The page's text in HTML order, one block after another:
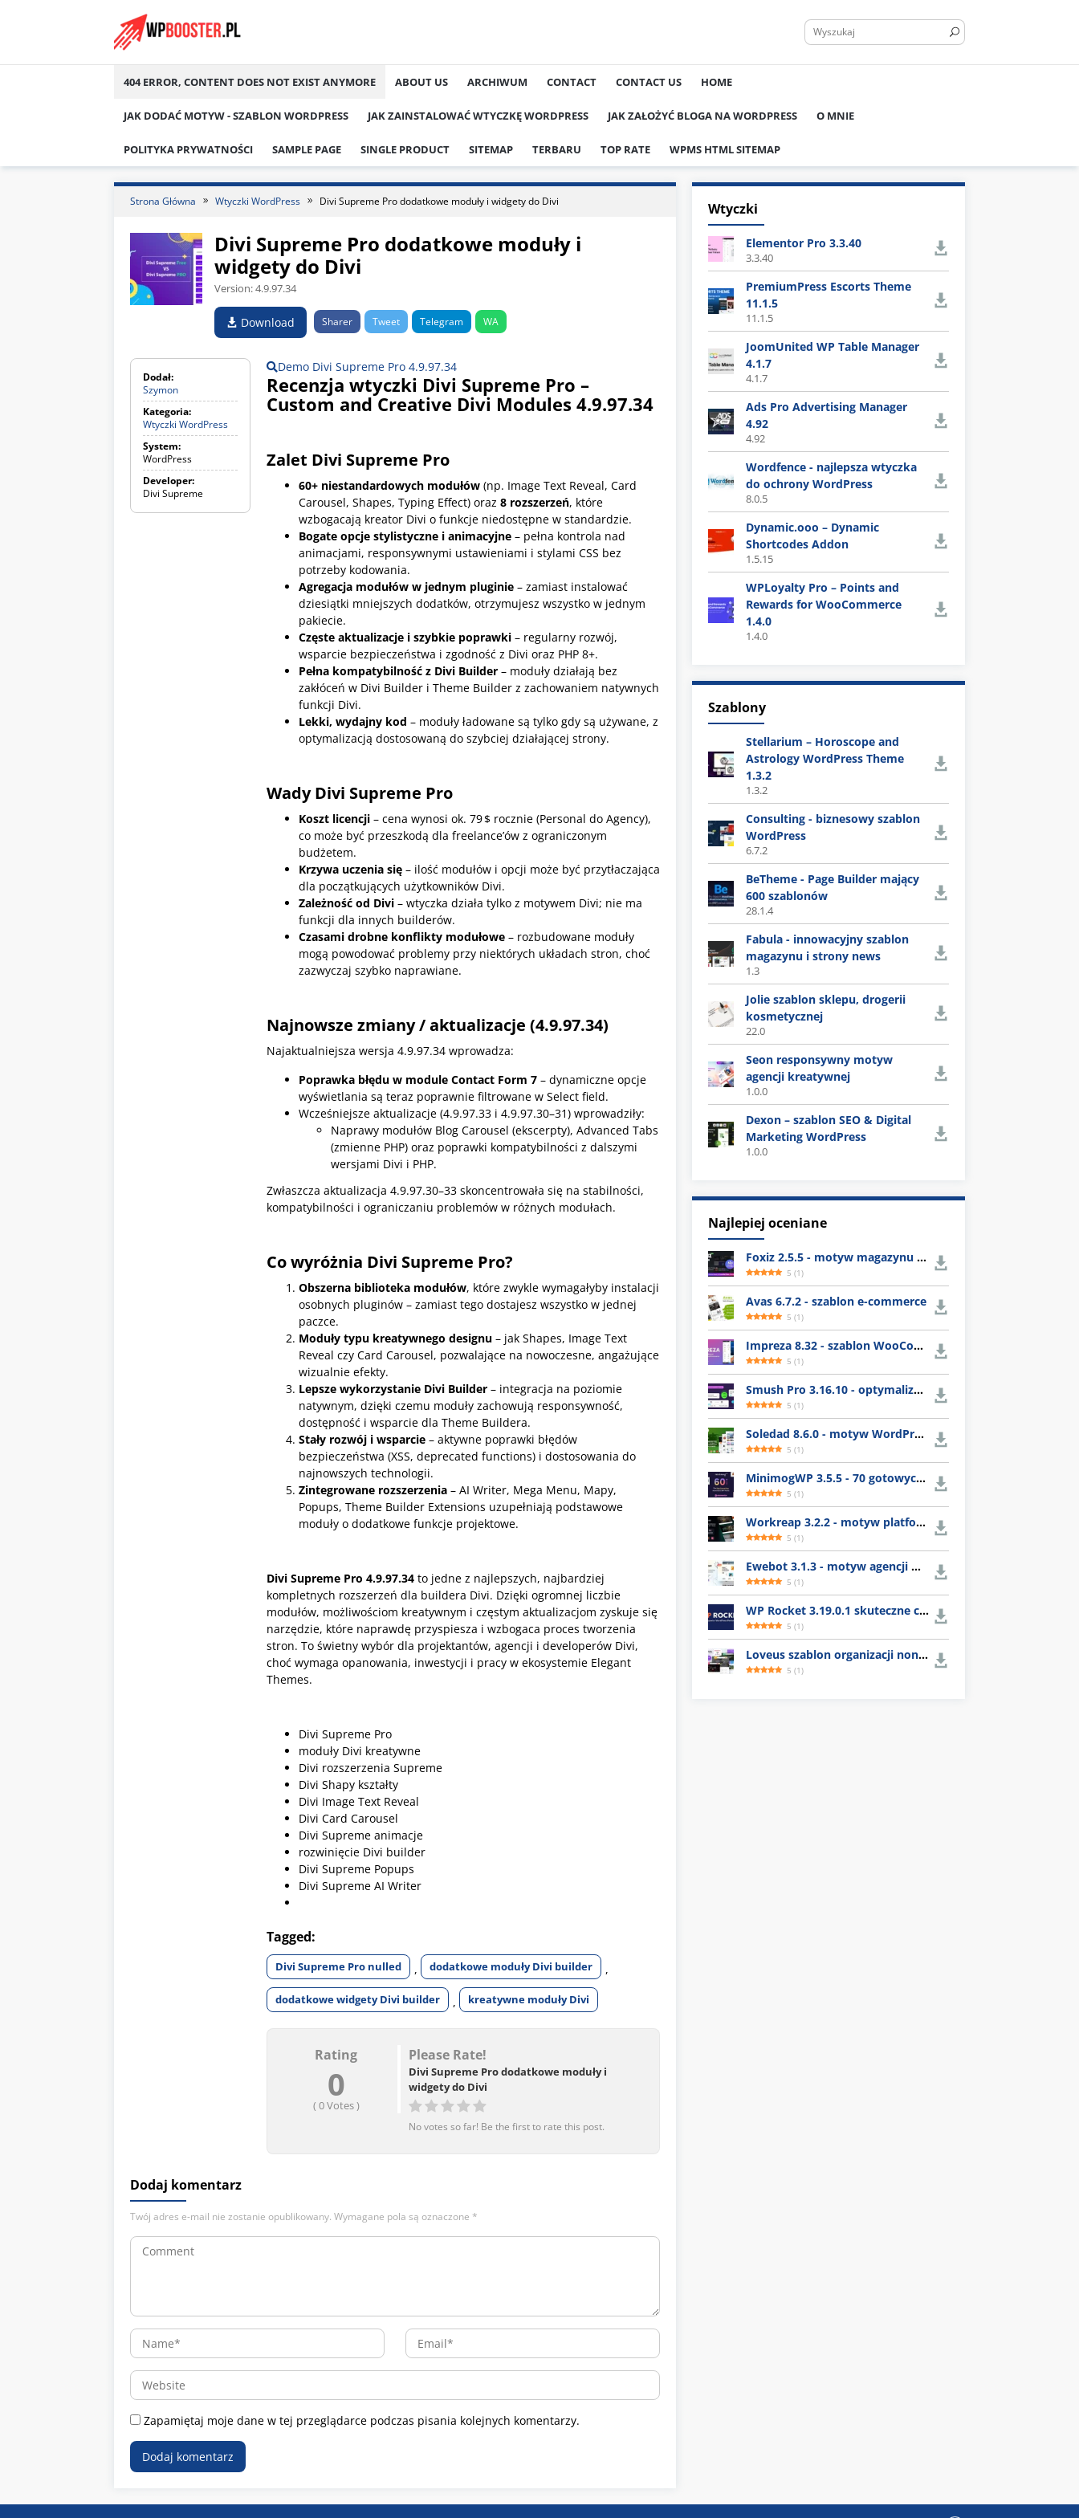
404 ERROR, CONTENT DOES NOT EXIST ANYMORE ABOUT US ARCHIWUM CONTACT CONTACT US HOME
JAK DODAĆ MOTYW - SZABLON WORDPRESS JAK ZAINSTALOWAĆ WTYCZKĘ WORDPRESS JAK ZAŁOŻYĆ BLOGA NA WORDPRESS O MNIE
POLITYKA PRYWATNOŚCI SAMPLE PAGE SINGLE PRODUCT SITEMAP TERBARU TOP RATE WPMS HTML SITEMAP
Strona Główna Wtyczki WordPress Divi Supreme Pro dodatkowe moduły i widgety do Divi
Divi Supreme Pro dodatkowe moduły i
widgety do Divi
Version:4.9.97.34
Download Sharer Tweet Telegram WA
Dodał:
Szymon
Kategoria:
Wtyczki WordPress
t
W
System:
WordPress
Developer:
Divi Supreme
Demo Divi Supreme Pro 4.9.97.34
Recenzja wtyczki Divi Supreme Pro –
Custom and Creative Divi Modules 4.9.97.34
Zalet Divi Supreme Pro
60+ niestandardowych modułów (np. Image Text Reveal, Card
Carousel, Shapes, Typing Effect) oraz 8 rozszerzeń, które
wzbogacają kreator Divi o funkcje niedostępne w standardzie.
Bogate opcje stylistyczne i animacyjne – pełna kontrola nad
animacjami, responsywnymi ustawieniami i stylami CSS bez
potrzeby kodowania.
Agregacja modułów w jednym pluginie – zamiast instalować
dziesiątki mniejszych dodatków, otrzymujesz wszystko w jednym
pakiecie.
Częste aktualizacje i szybkie poprawki – regularny rozwój,
wsparcie bezpieczeństwa i zgodność z Divi oraz PHP 8+.
Pełna kompatybilność z Divi Builder – moduły działają bez
zakłóceń w Divi Builder i Theme Builder z zachowaniem natywnych
funkcji Divi.
Lekki, wydajny kod – moduły ładowane są tylko gdy są używane, z
optymalizacją dostosowaną do szybciej działającej strony.
WadyDivi Supreme Pro
Koszt licencji – cena wynosi ok. 79 $ rocznie (Personal do Agency),
co może być przeszkodą dla freelance’ów z ograniczonym
budżetem.
Krzywa uczenia się – ilość modułów i opcji może być przytłaczająca
dla początkujących użytkowników Divi.
Zależność od Divi – wtyczka działa tylko z motywem Divi; nie ma
funkcji dla innych builderów.
Czasami drobne konflikty modułowe – rozbudowane moduły
mogą powodować problemy przy niektórych układach stron, choć
zazwyczaj szybko naprawiane.
Najnowsze zmiany / aktualizacje (4.9.97.34)
Najaktualniejsza wersja 4.9.97.34 wprowadza:
Poprawka błędu w module Contact Form 7 – dynamiczne opcje
wyświetlania są teraz poprawnie filtrowane w Select field.
Wcześniejsze aktualizacje (4.9.97.33 i 4.9.97.30–31) wprowadziły:
Naprawy modułów Blog Carousel (ekscerpty), Advanced Tabs
(zmienne PHP) oraz poprawki kompatybilności z dalszymi
wersjami Divi i PHP.
Zwłaszcza aktualizacja 4.9.97.30–33 skoncentrowała się na stabilności,
kompatybilności i ograniczaniu problemów w różnych modułach.
Co wyróżnia Divi Supreme Pro?
Obszerna biblioteka modułów, które zwykle wymagałyby instalacji
osobnych pluginów – zamiast tego dostajesz wszystko w jednej
paczce.
Moduły typu kreatywnego designu – jak Shapes, Image Text
Reveal czy Card Carousel, pozwalające na nowoczesne, angażujące
wizualnie efekty.
Lepsze wykorzystanie Divi Builder – integracja na poziomie
natywnym, dzięki czemu moduły zachowują responsywność,
dostępność i wsparcie dla Theme Buildera.
Stały rozwój i wsparcie – aktywne poprawki błędów
bezpieczeństwa (XSS, deprecated functions) i dostosowania do
najnowszych technologii.
Zintegrowane rozszerzenia – AI Writer, Mega Menu, Mapy,
Popups, Theme Builder Extensions uzupełniają podstawowe
moduły o dodatkowe funkcje projektowe.
Divi Supreme Pro 4.9.97.34 to jedne z najlepszych, najbardziej
kompletnych rozszerzeń dla buildera Divi. Dzięki ogromnej liczbie
modułów, możliwościom kreatywnym i częstym aktualizacjom zyskuje się
narzędzie, które naprawdę przyspiesza i wzbogaca proces tworzenia
stron. To świetny wybór dla projektantów, agencji i developerów Divi,
choć wymaga opanowania, inwestycji i pracy w ekosystemie Elegant
Themes.
Divi Supreme Pro
moduły Divi kreatywne
Divi rozszerzenia Supreme
Divi Shapy kształty
Divi Image Text Reveal
Divi Card Carousel
Divi Supreme animacje
rozwinięcie Divi builder
Divi Supreme Popups
Divi Supreme AI Writer
Tagged:
Divi Supreme Pro nulled , dodatkowe moduły Divi builder ,
dodatkowe widgety Divi builder , kreatywne moduły Divi
Rating
0
( 0Votes )
Please Rate!
Divi Supreme Pro dodatkowe moduły i
widgety do Divi
No votes so far! Be the first to rate this post.
Dodaj komentarz
Twój adres e-mail nie zostanie opublikowany. Wymagane pola są oznaczone *
Zapamiętaj moje dane w tej przeglądarce podczas pisania kolejnych komentarzy.
Wtyczki
Elementor Pro 3.3.40
3.3.40
PremiumPress Escorts Theme
11.1.5
11.1.5
JoomUnited WP Table Manager
4.1.7
4.1.7
Ads Pro Advertising Manager
4.92
4.92
Wordfence - najlepsza wtyczka
do ochrony WordPress
8.0.5
Dynamic.ooo – Dynamic
Shortcodes Addon
1.5.15
WPLoyalty Pro – Points and
Rewards for WooCommerce
1.4.0
1.4.0
Szablony
Stellarium – Horoscope and
Astrology WordPress Theme
1.3.2
1.3.2
Consulting - biznesowy szablon
WordPress
6.7.2
BeTheme - Page Builder mający
600 szablonów
28.1.4
Fabula - innowacyjny szablon
magazynu i strony news
1.3
Jolie szablon sklepu, drogerii
kosmetycznej
22.0
Seon responsywny motyw
agencji kreatywnej
1.0.0
Dexon – szablon SEO & Digital
Marketing WordPress
1.0.0
Najlepiej oceniane
Foxiz 2.5.5 - motyw magazynu WordPress
5 (1)
Avas 6.7.2 - szablon e-commerce
5 (1)
Impreza 8.32 - szablon WooCommerce
5 (1)
Smush Pro 3.16.10 - optymalizacja obrazów WordPress
5 (1)
Soledad 8.6.0 - motyw WordPress z gotowymi układami
5 (1)
MinimogWP 3.5.5 - 70 gotowych szablonów e-commerce
5 (1)
Workreap 3.2.2 - motyw platformy dla freelancerów
5 (1)
Ewebot 3.1.3 - motyw agencji marketingowej
5 (1)
WP Rocket 3.19.0.1 skuteczne czyszczenie cache WordPress
5 (1)
Loveus szablon organizacji nonprofit
5 (1)